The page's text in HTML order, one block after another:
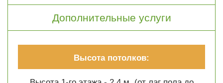
Дополнительные услуги
Высота потолков: